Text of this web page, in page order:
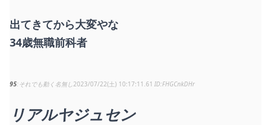
出てきてから大変やな
34歳無職前科者
95 それでも動く名無し2023/07/22(土) 10:17:11.61 FHGCnkDHr
リアルヤジュセン